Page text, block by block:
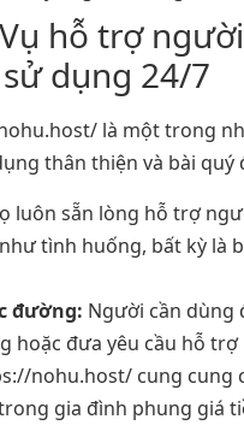
hỗ trợ
dụng 24/7
là một trong
thân thiện và bài quý
luôn sẵn lòng hỗ trợ
tình huống, bất kỳ là
đường: Người cần dùng
hoặc đưa yêu cầu hỗ
nohu.host/ cung cung
gia đình phung giá